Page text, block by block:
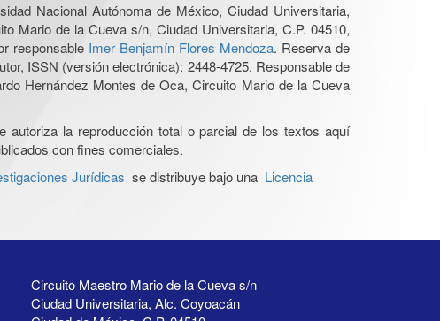
Nacional Autónoma de México, Ciudad Universitaria,
Mario de la Cueva s/n, Ciudad Universitaria, C.P. 04510,
responsable Imer Benjamín Flores Mendoza. Reserva de
ISSN (versión electrónica): 2448-4725. Responsable de
Hernández Montes de Oca, Circuito Mario de la Cueva
autoriza la reproducción total o parcial de los textos aquí
con fines comerciales.
Jurídicas se distribuye bajo una Licencia
Circuito Maestro Mario de la Cueva s/n
Ciudad Universitaria, Alc. Coyoacán